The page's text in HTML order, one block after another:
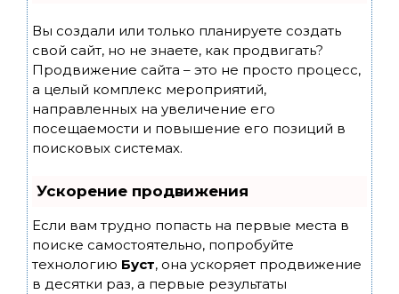
Вы создали или только планируете создать
свой сайт, но не знаете, как продвигать?
Продвижение сайта – это не просто процесс,
а целый комплекс мероприятий,
направленных на увеличение его
посещаемости и повышение его позиций в
поисковых системах.
Ускорение продвижения
Если вам трудно попасть на первые места в
поиске самостоятельно, попробуйте
технологию Буст, она ускоряет продвижение
в десятки раз, а первые результаты